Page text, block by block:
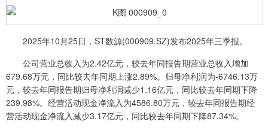
2025年10月25日，ST数源(000909.SZ)发布2025年三季报。
公司营业总收入为2.42亿元，较去年同报告期营业总收入增加
679.68万元，同比较去年同期上涨2.89%。归母净利润为-6746.13万
元，较去年同报告期归母净利润减少1.16亿元，同比较去年同期下降
239.98%。经营活动现金净流入为4586.80万元，较去年同报告期经
营活动现金净流入减少3.17亿元，同比较去年同期下降87.34%。